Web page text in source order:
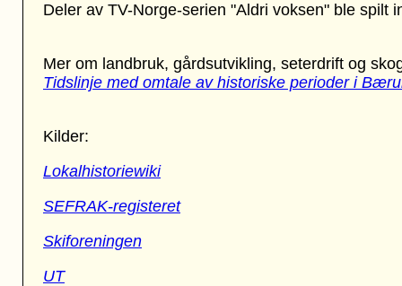
Deler av TV-Norge-serien "Aldri voksen" ble spilt
Mer om landbruk, gårdsutvikling, seterdrift og
Tidslinje med omtale av historiske perioder i
Kilder:
Lokalhistoriewiki
SEFRAK-registeret
Skiforeningen
UT